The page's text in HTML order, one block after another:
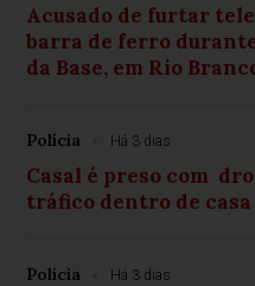
Acusado de furtar
barra de ferro
da Base, em Rio
Polícia Há 3 dias
Casal é preso com
tráfico dentro de casa
Polícia Há 3 dias